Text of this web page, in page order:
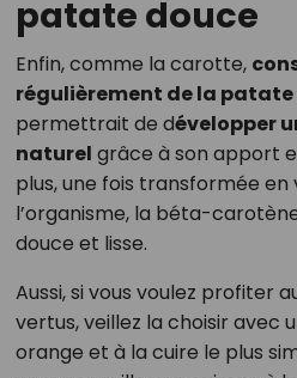
patate douce
Enfin, comme la carotte,
régulièrement de la patate
permettrait de développer
naturel grâce à son apport
plus, une fois transformée en
l’organisme, la béta-
douce et lisse.
Aussi, si vous voulez profiter
vertus, veillez la choisir avec
orange et à la cuire le plus